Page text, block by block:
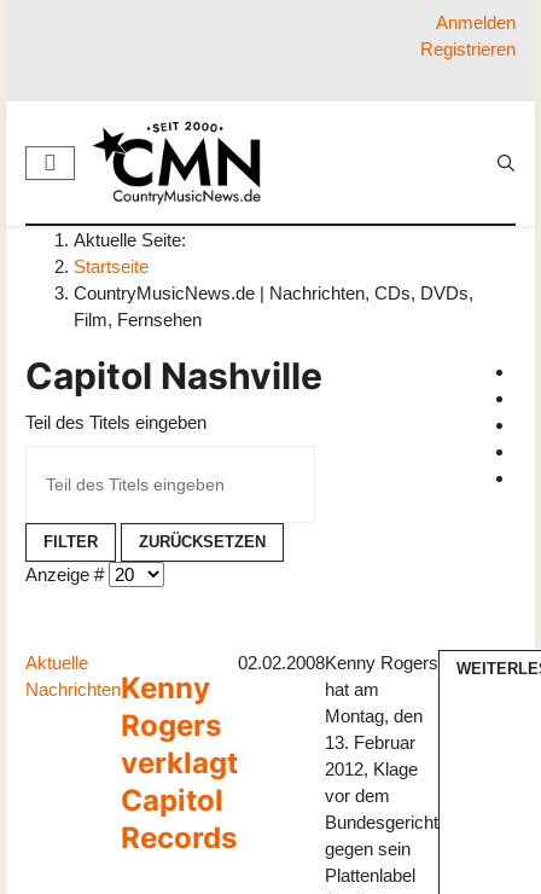
Anmelden
Registrieren
Aktuelle Seite:
Startseite
CountryMusicNews.de | Nachrichten, CDs, DVDs,
Film, Fernsehen
Capitol Nashville
Teil des Titels eingeben
FILTER ZURÜCKSETZEN
Anzeige #
Aktuelle
NachrichtenKenny
Rogers
verklagt
Capitol
Records
02.02.2008Kenny Rogers
hat am
Montag, den
13. Februar
2012, Klage
vor dem
Bundesgericht
gegen sein
Plattenlabel